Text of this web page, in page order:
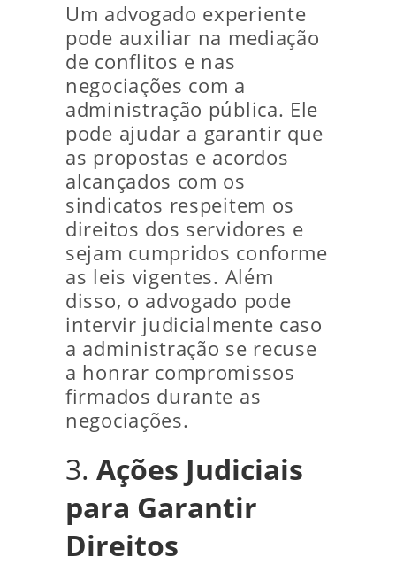
Um advogado experiente
pode auxiliar na mediação
de conflitos e nas
negociações com a
administração pública. Ele
pode ajudar a garantir que
as propostas e acordos
alcançados com os
sindicatos respeitem os
direitos dos servidores e
sejam cumpridos conforme
as leis vigentes. Além
disso, o advogado pode
intervir judicialmente caso
a administração se recuse
a honrar compromissos
firmados durante as
negociações.
3. Ações Judiciais
para Garantir
Direitos